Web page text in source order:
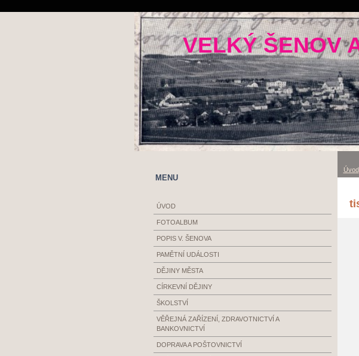
VELKÝ ŠENOV
Úvod
MENU
ÚVOD
FOTOALBUM
POPIS V. ŠENOVA
PAMĚTNÍ UDÁLOSTI
DĚJINY MĚSTA
CÍRKEVNÍ DĚJINY
ŠKOLSTVÍ
VĚŘEJNÁ ZAŘÍZENÍ, ZDRAVOTNICTVÍ A
BANKOVNICTVÍ
DOPRAVA A POŠTOVNICTVÍ